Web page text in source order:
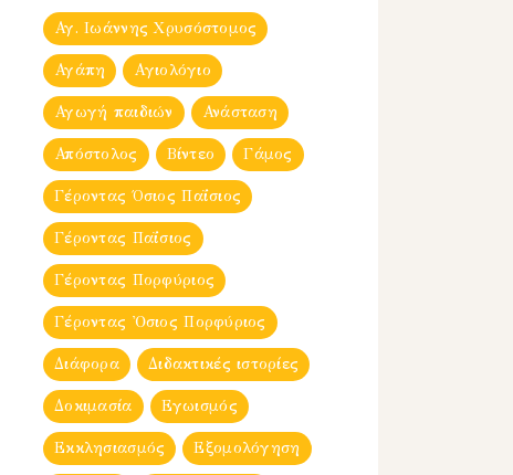
Αγ. Ιωάννης Χρυσόστομος
Αγάπη Αγιολόγιο
Αγωγή παιδιών Ανάσταση
Απόστολος Βίντεο Γάμος
Γέροντας Όσιος Παΐσιος
Γέροντας Παΐσιος
Γέροντας Πορφύριος
Γέροντας Ὀσιος Πορφύριος
Διάφορα Διδακτικές ιστορίες
Δοκιμασία Εγωισμός
Εκκλησιασμός Εξομολόγηση